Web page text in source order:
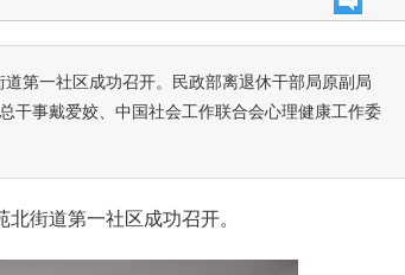
第一社区成功召开。民政部离退休干部局原副局
干事戴爱姣、中国社会工作联合会心理健康工作委
街道第一社区成功召开。